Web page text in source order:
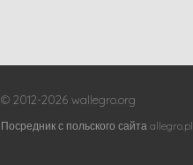
© 2012-2026 wallegro.org
Посредник с польского сайта allegro.pl